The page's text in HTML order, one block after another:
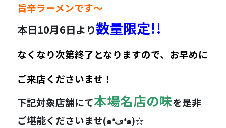
旨辛ラーメンです～
本日10月6日より数量限定!!
なくなり次第終了となりますので、お早めに
ご来店くださいませ！
下記対象店舗にて本場名店の味を是非
ご堪能くださいませ
(๑❛ڡ❛๑)☆